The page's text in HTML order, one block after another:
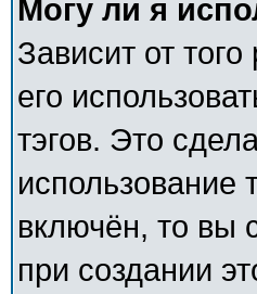
Могу ли я
Зависит от
его
тэгов. Это
использование
включён, то вы
при создании